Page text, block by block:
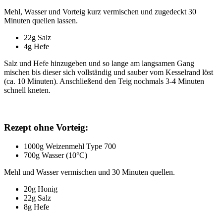
Mehl, Wasser und Vorteig kurz vermischen und zugedeckt 30
Minuten quellen lassen.
22g Salz
4g Hefe
Salz und Hefe hinzugeben und so lange am langsamen Gang
mischen bis dieser sich vollständig und sauber vom Kesselrand löst
(ca. 10 Minuten). Anschließend den Teig nochmals 3-4 Minuten
schnell kneten.
Rezept ohne Vorteig:
1000g Weizenmehl Type 700
700g Wasser (10°C)
Mehl und Wasser vermischen und 30 Minuten quellen.
20g Honig
22g Salz
8g Hefe